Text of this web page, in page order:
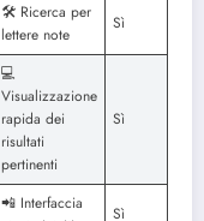
🛠️ Ricerca per
lettere note
Sì
💻
Visualizzazione
rapida dei
risultati
pertinenti
Sì
📲 Interfaccia
Sì